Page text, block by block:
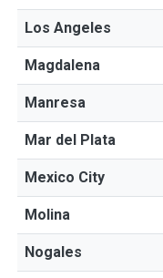
Los Angeles
Magdalena
Manresa
Mar del Plata
Mexico City
Molina
Nogales